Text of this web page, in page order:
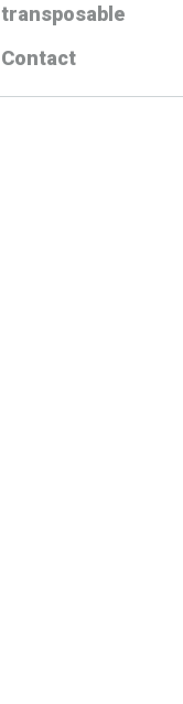
transposable
Contact